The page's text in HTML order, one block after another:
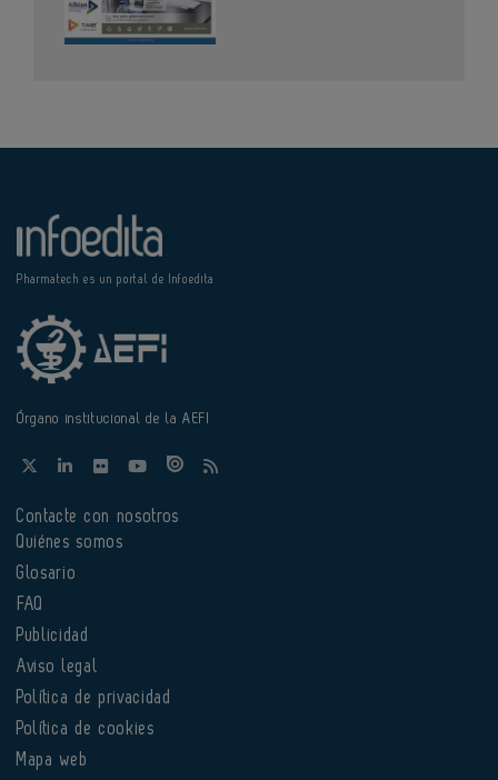
Pharmatech es un portal de Infoedita
Órgano institucional de la AEFI
Contacte con nosotros
Quiénes somos
Glosario
FAQ
Publicidad
Aviso legal
Política de privacidad
Política de cookies
Mapa web